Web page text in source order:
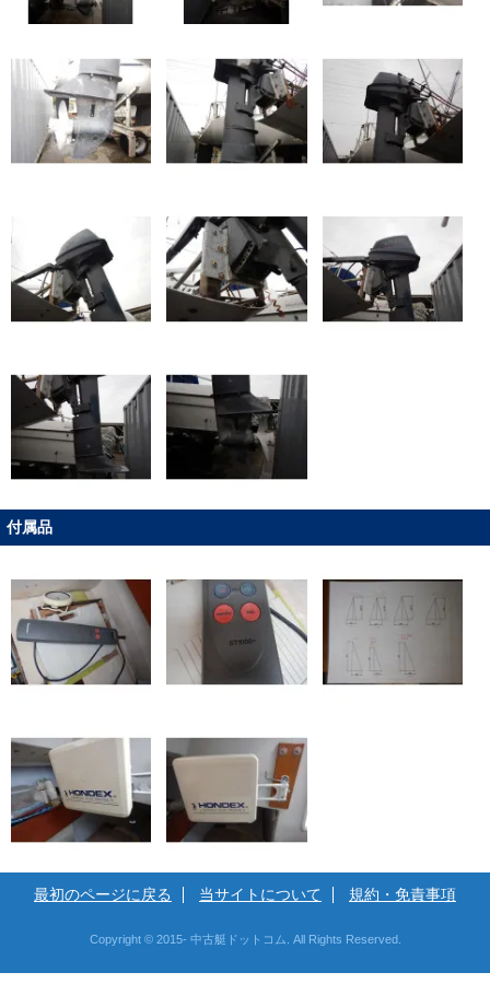
付属品
最初のページに戻る 当サイトについて 規約・免責事項
Copyright © 2015- 中古艇ドットコム. All Rights Reserved.